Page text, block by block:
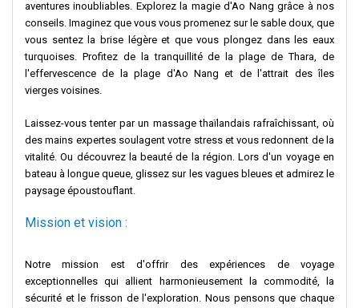
aventures inoubliables. Explorez la magie d'Ao Nang grâce à nos
conseils. Imaginez que vous vous promenez sur le sable doux, que
vous sentez la brise légère et que vous plongez dans les eaux
turquoises. Profitez de la tranquillité de la plage de Thara, de
l'effervescence de la plage d'Ao Nang et de l'attrait des îles
vierges voisines.
Laissez-vous tenter par un massage thaïlandais rafraîchissant, où
des mains expertes soulagent votre stress et vous redonnent de la
vitalité. Ou découvrez la beauté de la région. Lors d'un voyage en
bateau à longue queue, glissez sur les vagues bleues et admirez le
paysage époustouflant.
Mission et vision :
Notre mission est d'offrir des expériences de voyage
exceptionnelles qui allient harmonieusement la commodité, la
sécurité et le frisson de l'exploration. Nous pensons que chaque